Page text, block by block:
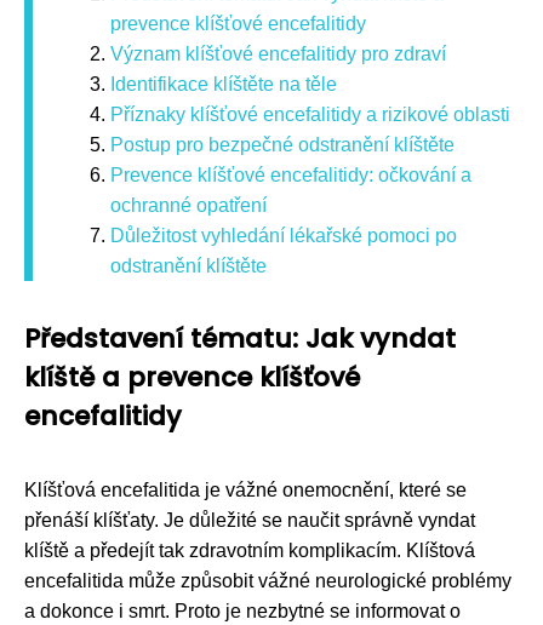
prevence klíšťové encefalitidy
Význam klíšťové encefalitidy pro zdraví
Identifikace klíštěte na těle
Příznaky klíšťové encefalitidy a rizikové oblasti
Postup pro bezpečné odstranění klíštěte
Prevence klíšťové encefalitidy: očkování a
ochranné opatření
Důležitost vyhledání lékařské pomoci po
odstranění klíštěte
Představení tématu: Jak vyndat
klíště a prevence klíšťové
encefalitidy
Klíšťová encefalitida je vážné onemocnění, které se
přenáší klíšťaty. Je důležité se naučit správně vyndat
klíště a předejít tak zdravotním komplikacím. Klíštová
encefalitida může způsobit vážné neurologické problémy
a dokonce i smrt. Proto je nezbytné se informovat o